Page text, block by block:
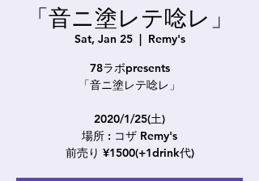
「音ニ塗レテ唸レ」
Sat, Jan 25
  |
Remy's
78ラボpresents
「音ニ塗レテ唸レ」
2020/1/25(土)
場所 : コザ Remy's
前売り ¥1500(+1drink代)